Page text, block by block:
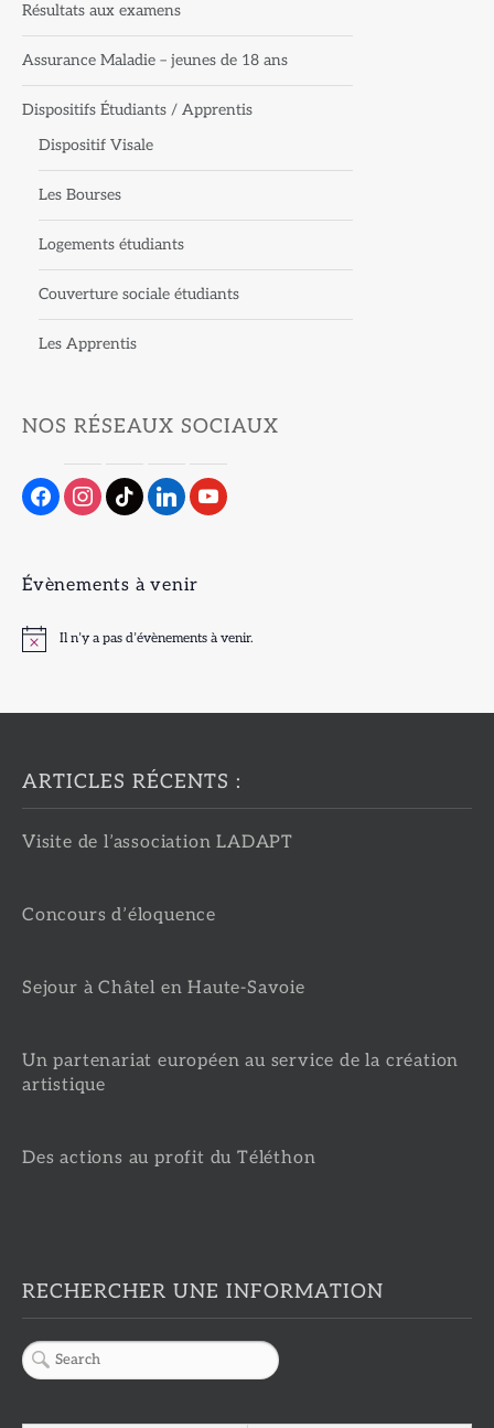
Résultats aux examens
Assurance Maladie – jeunes de 18 ans
Dispositifs Étudiants / Apprentis
Dispositif Visale
Les Bourses
Logements étudiants
Couverture sociale étudiants
Les Apprentis
NOS RÉSEAUX SOCIAUX
Évènements à venir
NoticeIl n’y a pas d’évènements à venir.
ARTICLES RÉCENTS :
Visite de l’association LADAPT
Concours d’éloquence
Sejour à Châtel en Haute-Savoie
Un partenariat européen au service de la création
artistique
Des actions au profit du Téléthon
RECHERCHER UNE INFORMATION